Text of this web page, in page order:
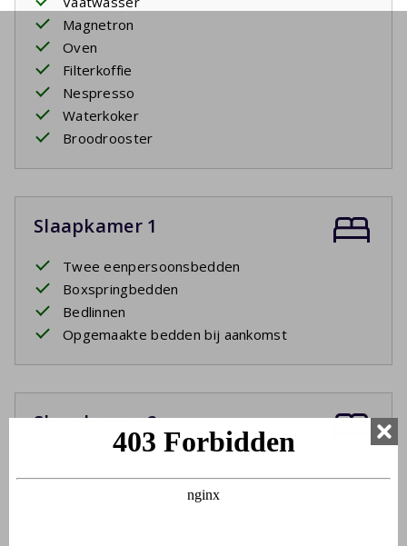
Magnetron
Oven
Filterkoffie
Nespresso
Waterkoker
Broodrooster
Slaapkamer 1
Twee eenpersoonsbedden
Boxspringbedden
Bedlinnen
Opgemaakte bedden bij aankomst
Slaapkamer 2